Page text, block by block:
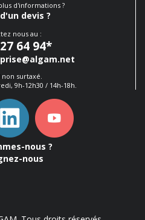
d'informations ?
devis ?
nous au :
64 94*
surtaxé.
9h-12h30 / 14h-18h.
nous ?
nous